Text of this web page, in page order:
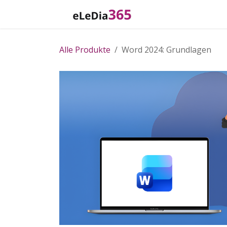
Alle Produkte Word 2024: Grundlagen